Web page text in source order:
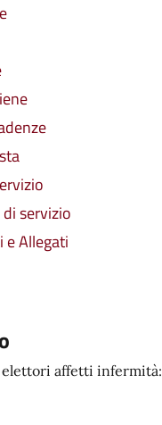
servizio
e Allegati
elettori affetti infermità: